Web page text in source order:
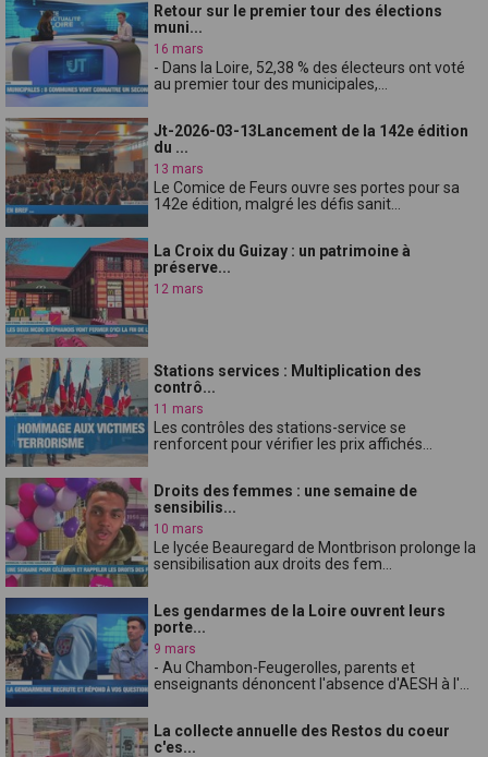
Retour sur le premier tour des élections
muni...
16 mars
- Dans la Loire, 52,38 % des électeurs ont voté
au premier tour des municipales,...
Jt-2026-03-13Lancement de la 142e édition
du ...
13 mars
Le Comice de Feurs ouvre ses portes pour sa
142e édition, malgré les défis sanit...
La Croix du Guizay : un patrimoine à
préserve...
12 mars
Stations services : Multiplication des
contrô...
11 mars
Les contrôles des stations-service se
renforcent pour vérifier les prix affichés...
Droits des femmes : une semaine de
sensibilis...
10 mars
Le lycée Beauregard de Montbrison prolonge la
sensibilisation aux droits des fem...
Les gendarmes de la Loire ouvrent leurs
porte...
9 mars
- Au Chambon-Feugerolles, parents et
enseignants dénoncent l'absence d'AESH à l'...
La collecte annuelle des Restos du coeur
c'es...